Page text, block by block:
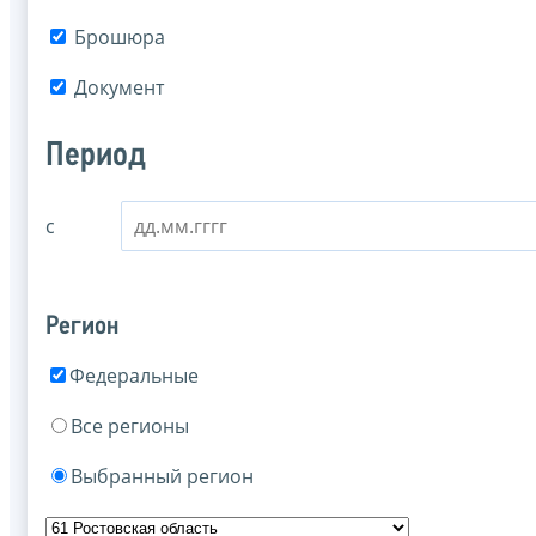
Брошюра
Документ
Период
с
Регион
Федеральные
Все регионы
Выбранный регион